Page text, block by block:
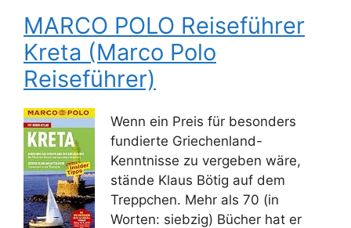
MARCO POLO Reiseführer
Kreta (Marco Polo
Reiseführer)
Wenn ein Preis für besonders
fundierte Griechenland-
Kenntnisse zu vergeben wäre,
stände Klaus Bötig auf dem
Treppchen. Mehr als 70 (in
Worten: siebzig) Bücher hat er